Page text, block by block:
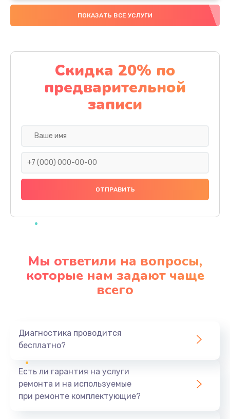
Замена передней камеры
490 руб.
Замена полифонического динамика
390 руб.
Заказать
Сбор/Разбор
1490 руб.
Заказать
Замена кнопки Home (домой)
Замена сканера отпечатка
Заказать
ПОКАЗАТЬ ВСЕ УСЛУГИ
Скидка 20% по
предварительной
записи
Мы ответили на вопросы,
которые нам задают чаще
всего
Диагностика проводится
бесплатно?
Есть ли гарантия на услуги
ремонта и на используемые
при ремонте комплектующие?